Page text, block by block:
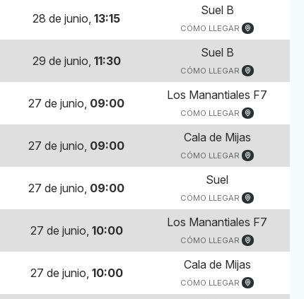
28 de junio, 13:15
Suel B
CÓMO LLEGAR
29 de junio, 11:30
Suel B
CÓMO LLEGAR
27 de junio, 09:00
Los Manantiales F7
CÓMO LLEGAR
27 de junio, 09:00
Cala de Mijas
CÓMO LLEGAR
27 de junio, 09:00
Suel
CÓMO LLEGAR
27 de junio, 10:00
Los Manantiales F7
CÓMO LLEGAR
27 de junio, 10:00
Cala de Mijas
CÓMO LLEGAR